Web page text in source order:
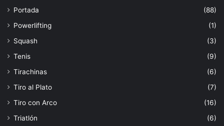
Portada
(88)
Powerlifting
(1)
Squash
(3)
Tenis
(9)
Tirachinas
(6)
Tiro al Plato
(7)
Tiro con Arco
(16)
Triatlón
(6)